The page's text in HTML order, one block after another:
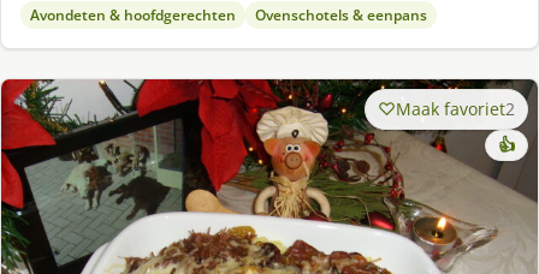
Avondeten & hoofdgerechten Ovenschotels & eenpans
Maak favoriet2
👍